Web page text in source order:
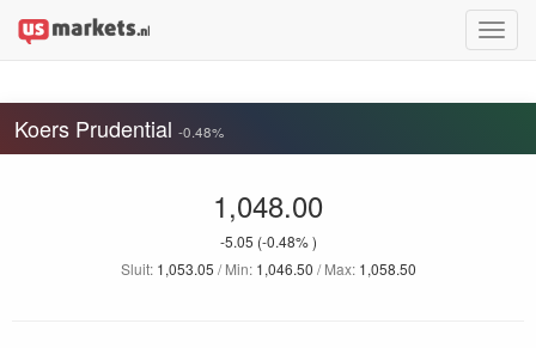
Toggle
Koers Prudential -0.48%
1,048.00
-5.05 (-0.48% )
Sluit:1,053.05 / Min:1,046.50 / Max:1,058.50